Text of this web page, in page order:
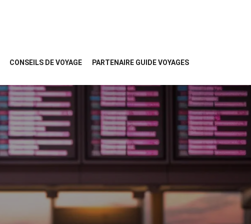
CONSEILS DE VOYAGE PARTENAIRE GUIDE VOYAGES